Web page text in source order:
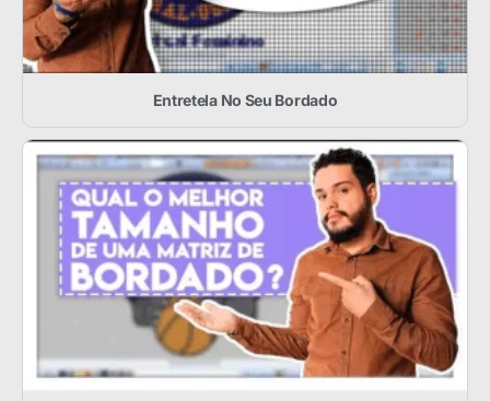
Entretela No Seu Bordado